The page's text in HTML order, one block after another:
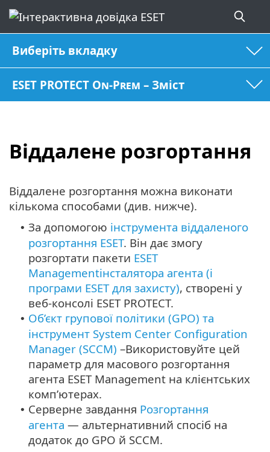
Виберіть вкладку
ESET PROTECT On-Prem – Зміст
Віддалене розгортання
Віддалене розгортання можна виконати
кількома способами (див. нижче).
• За допомогою інструмента віддаленого
розгортання ESET. Він дає змогу
розгортати пакети ESET
Managementінсталятора агента (і
програми ESET для захисту), створені у
веб-консолі ESET PROTECT.
• Об’єкт групової політики (GPO) та
інструмент System Center Configuration
Manager (SCCM) –Використовуйте цей
параметр для масового розгортання
агента ESET Management на клієнтських
комп’ютерах.
• Серверне завдання Розгортання
агента — альтернативний спосіб на
додаток до GPO й SCCM.